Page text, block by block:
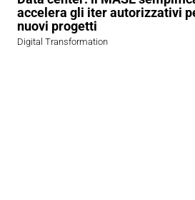
accelera gli iter autorizzativi
nuovi progetti
Digital Transformation